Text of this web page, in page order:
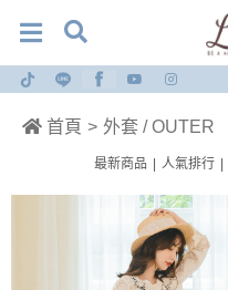
首頁 > 外套 / OUTER
最新商品 人氣排行